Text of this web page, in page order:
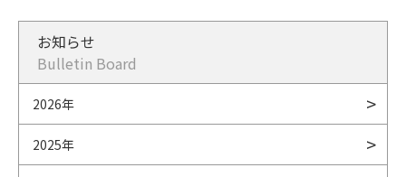
お知らせ
Bulletin Board
2026年
2025年